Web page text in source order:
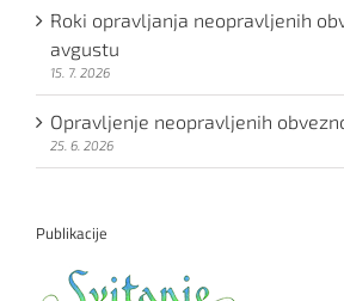
Roki opravljanja neopravljenih
avgustu
15. 7. 2026
Opravljenje neopravljenih
25. 6. 2026
Publikacije